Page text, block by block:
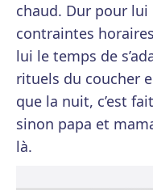
chaud. Dur pour lui
contraintes
lui le temps de
rituels du coucher
que la nuit, c’est
sinon papa et
là.